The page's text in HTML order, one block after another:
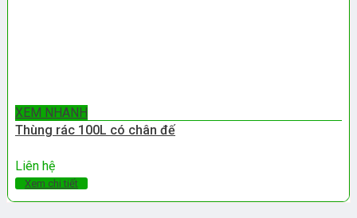
XEM NHANH
Thùng rác 100L có chân đế
Liên hệ
Xem chi tiết